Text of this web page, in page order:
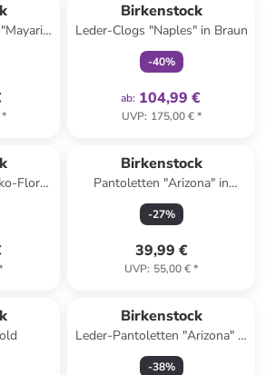
Birkenstock
Leder-Clogs "Naples" in Braun
-40%
ab: 104,99 €
UVP: 175,00 €*
Flor
Birkenstock
Pantoletten "Arizona" in
Dunkelblau - Weite N
-27%
39,99 €
UVP: 55,00 €*
Birkenstock
Leder-Pantoletten "Arizona" in
Hellbraun
-38%